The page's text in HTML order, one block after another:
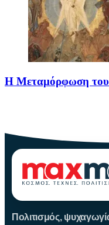
Η Μεταμόρφωση του
Πολιτισμός,